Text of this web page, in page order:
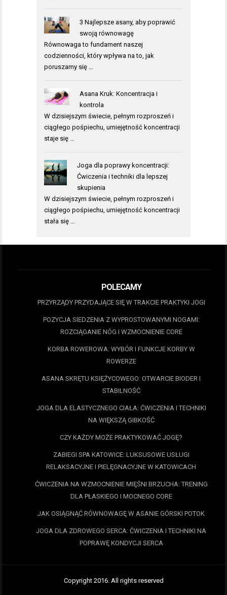
3 Najlepsze asany, aby poprawić
swoją równowagę
Równowaga to fundament naszej
codzienności, który wpływa na to, jak
poruszamy się …
Asana Kruk: Koncentracja i
kontrola
W dzisiejszym świecie, pełnym rozproszeń i
ciągłego pośpiechu, umiejętność koncentracji
staje się …
Joga dla poprawy koncentracji:
Ćwiczenia i techniki dla lepszej
skupienia
W dzisiejszym świecie, pełnym rozproszeń i
ciągłego pośpiechu, umiejętność koncentracji
stała się …
POLECAMY
PRZYRZĄDY PRZYDAJĄCE SIĘ W TRAKCIE PRAKTYKI JOGI
POZYCJA SIEDZENIA Z WYPROSTOWANYMI NOGAMI:
ROZCIĄGANIE NÓG I WZMOCNIENIE CORE
KORBA ROWEROWA: WYBÓR I FUNKCJE KORBY W
ROWERZE
ASANA SKRĘTU KSIĘŻYCOWEGO: OTWARCIE BIODER I
STABILNOŚĆ
JOGA DLA ELASTYCZNEGO CIAŁA: ĆWICZENIA I TECHNIKI
NA WIĘKSZĄ GIBKOŚĆ
CZY KAŻDY MOŻE PRAKTYKOWAĆ JOGĘ?
ZABIEGI SPA KATOWICE: LUKSUSOWE USŁUGI
RELAKSACYJNE I PIELĘGNACYJNE W KATOWICACH
ĆWICZENIA NA WZMOCNIENIE MIĘŚNI BRZUCHA: TRENING
DLA PŁASKIEGO I MOCNEGO CORE
JAK OSIĄGNĄĆ RÓWNOWAGĘ W ASANIE GÓRSKI POTOK
JOGA DLA ZDROWEGO SERCA: ĆWICZENIA I TECHNIKI NA
POPRAWĘ KONDYCJI SERCA
Copyright 2016. All rights reserved